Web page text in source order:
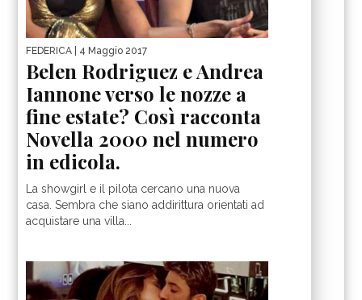
FEDERICA | 4 Maggio 2017
Belen Rodriguez e Andrea
Iannone verso le nozze a
fine estate? Così racconta
Novella 2000 nel numero
in edicola.
La showgirl e il pilota cercano una nuova
casa. Sembra che siano addirittura orientati ad
acquistare una villa...